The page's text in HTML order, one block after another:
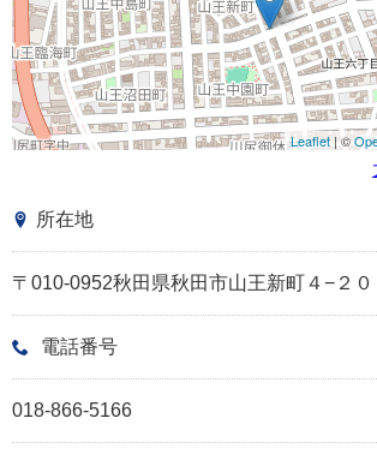
Leaflet| ©
所在地
〒010-0952秋田県秋田市山王新町４−２０
電話番号
018-866-5166